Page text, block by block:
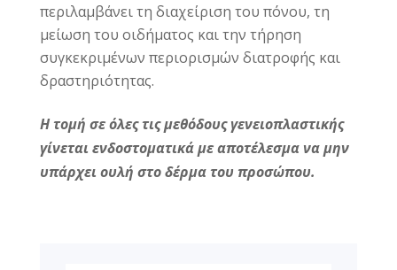
περιλαμβάνει τη διαχείριση του πόνου, τη
μείωση του οιδήματος και την τήρηση
συγκεκριμένων περιορισμών διατροφής και
δραστηριότητας.
Η τομή σε όλες τις μεθόδους γενειοπλαστικής
γίνεται ενδοστοματικά με αποτέλεσμα να μην
υπάρχει ουλή στο δέρμα του προσώπου.